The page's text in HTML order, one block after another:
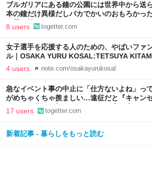
ブルガリアにある鐘の公園には世界中から送
本の鐘だけ異様だしバカでかいのおもろかっ
な男を焼けないから、ね」
8 users togetter.com
女子選手を応援する人のための、やばいファ
ル｜OSAKA YURU KOSAL:TETSUYA
4 users note.com/osakayurukosal
急なイベント事の中止に「仕方ないよね」っ
がめちゃくちゃ羨ましい…遠征だと『キャン
とホテル代』の怒りがどうしても先に来る
17 users togetter.com
新着記事 - 暮らしをもっと読む